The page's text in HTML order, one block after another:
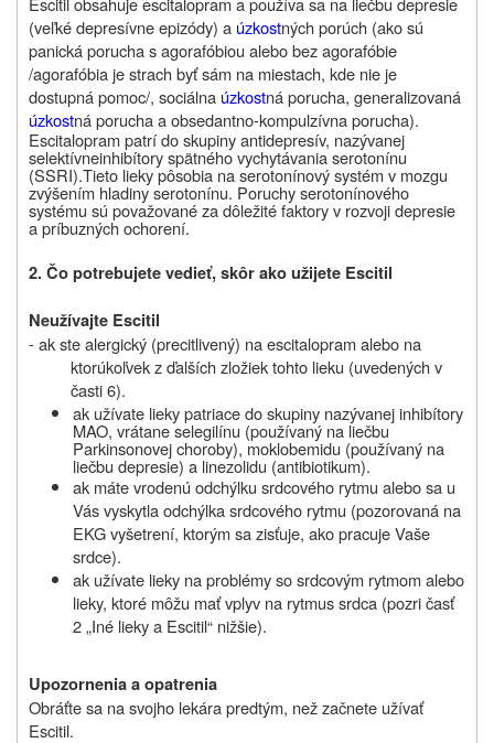
(veľké depresívne epizódy) a úzkostných porúch (ako sú
panická porucha s agorafóbiou alebo bez agorafóbie
/agorafóbia je strach byť sám na miestach, kde nie je
dostupná pomoc/, sociálna úzkostná porucha, generalizovaná
úzkostná porucha a obsedantno-kompulzívna porucha).
Escitalopram patrí do skupiny antidepresív, nazývanej
selektívneinhibítory spätného vychytávania serotonínu
(SSRI).Tieto lieky pôsobia na serotonínový systém v mozgu
zvýšením hladiny serotonínu. Poruchy serotonínového
systému sú považované za dôležité faktory v rozvoji depresie
a príbuzných ochorení.
2. Čo potrebujete vedieť, skôr ako užijete Escitil
Neužívajte Escitil
- ak ste alergický (precitlivený) na escitalopram alebo na
ktorúkoľvek z ďalších zložiek tohto lieku (uvedených v
časti 6).
ak užívate lieky patriace do skupiny nazývanej inhibítory
MAO, vrátane selegilínu (používaný na liečbu
Parkinsonovej choroby), moklobemidu (používaný na
liečbu depresie) a linezolidu (antibiotikum).
ak máte vrodenú odchýlku srdcového rytmu alebo sa u
Vás vyskytla odchýlka srdcového rytmu (pozorovaná na
EKG vyšetrení, ktorým sa zisťuje, ako pracuje Vaše
srdce).
ak užívate lieky na problémy so srdcovým rytmom alebo
lieky, ktoré môžu mať vplyv na rytmus srdca (pozri časť
2 „Iné lieky a Escitil“ nižšie).
Upozornenia a opatrenia
Obráťte sa na svojho lekára predtým, než začnete užívať
Escitil.